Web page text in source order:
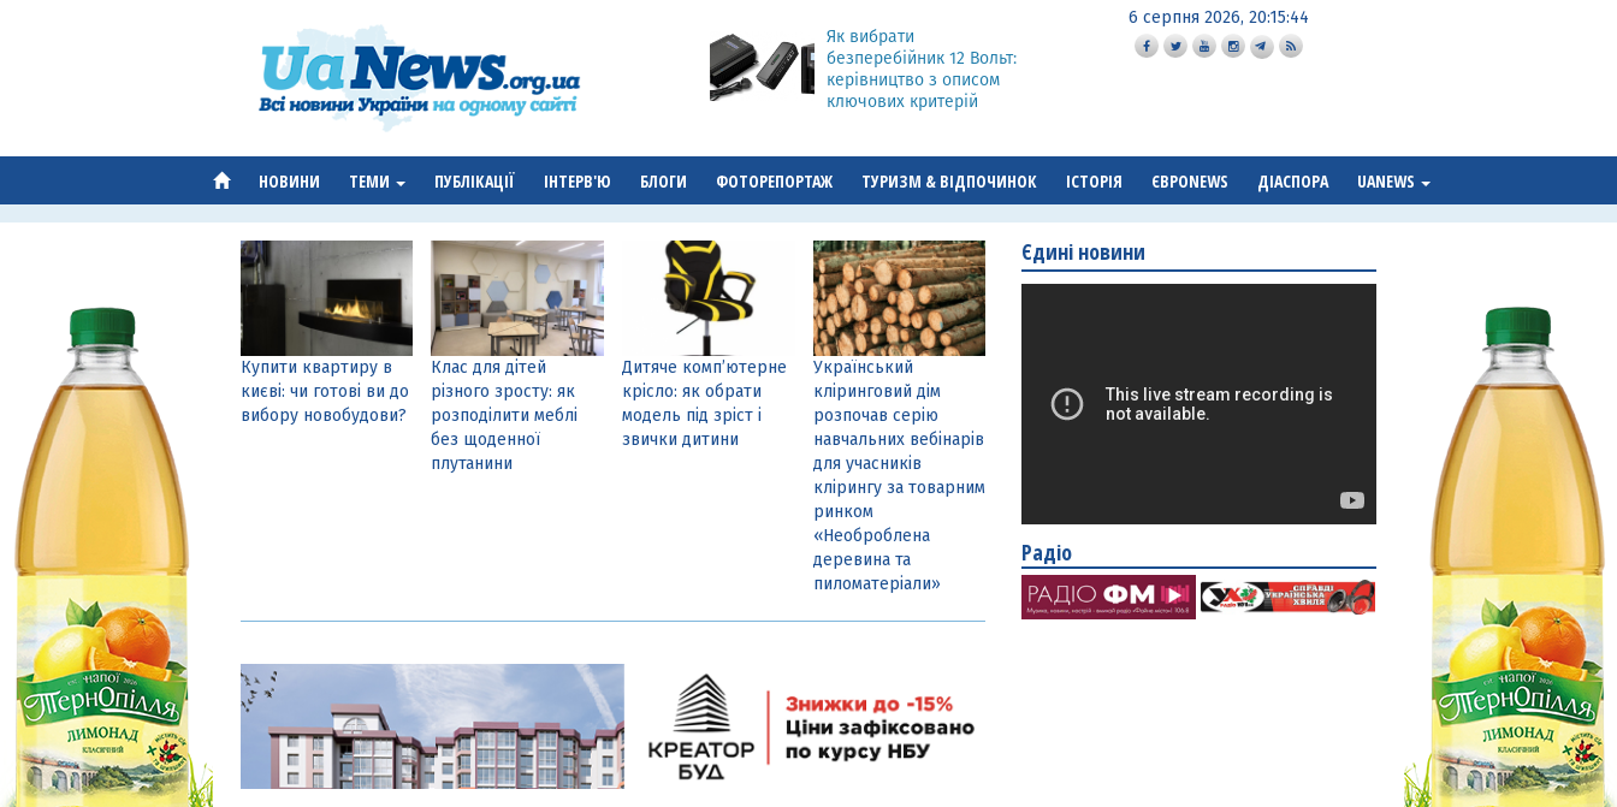
Як вибрати
безперебійник 12 Вольт:
керівництво з описом
ключових критерій
6 серпня 2026, 20:15:45
НОВИНИ ТЕМИ ПУБЛІКАЦІЇ ІНТЕРВ'Ю БЛОГИ ФОТОРЕПОРТАЖ ТУРИЗМ & ВІДПОЧИНОК ІСТОРІЯ ЄВРОNEWS ДІАСПОРА UANEWS
Купити квартиру в
києві: чи готові ви до
вибору новобудови?
Клас для дітей
різного зросту: як
розподілити меблі
без щоденної
плутанини
Дитяче комп’ютерне
крісло: як обрати
модель під зріст і
звички дитини
Український
кліринговий дім
розпочав серію
навчальних вебінарів
для учасників
клірингу за товарним
ринком
«Необроблена
деревина та
пиломатеріали»
Єдині новини
Радіо